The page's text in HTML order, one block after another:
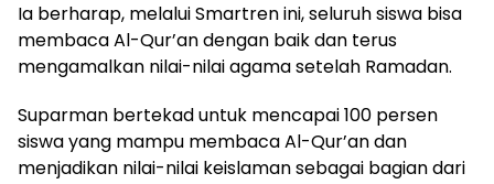
Ia berharap, melalui Smartren ini, seluruh siswa bisa
membaca Al-Qur’an dengan baik dan terus
mengamalkan nilai-nilai agama setelah Ramadan.
Suparman bertekad untuk mencapai 100 persen
siswa yang mampu membaca Al-Qur’an dan
menjadikan nilai-nilai keislaman sebagai bagian dari